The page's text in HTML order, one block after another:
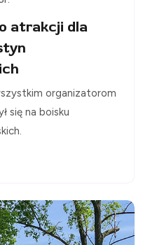
atrakcji dla
organizatorom
się na boisku